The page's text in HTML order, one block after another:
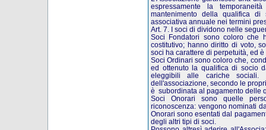
espressamente la
mantenimento della qualifica
associativa annuale nei termini
Art. 7. I soci di dividono nelle
Soci Fondatori sono coloro che
costitutivo; hanno diritto di voto,
soci ha carattere di perpetuità, ed
Soci Ordinari sono coloro che,
ed ottenuto la qualifica di socio
eleggibili alle cariche sociali.
dell'associazione, secondo le
è subordinata al pagamento delle
Soci Onorari sono quelle
riconoscenza: vengono nominati
Onorari sono esentati dal
degli altri tipi di soci.